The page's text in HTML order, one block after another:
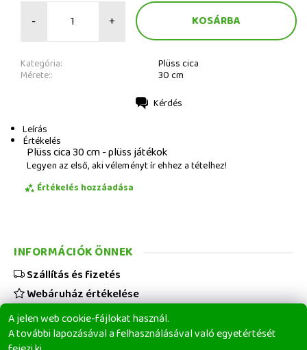
- +
Kategória: Plüss cica
Mérete:: 30 cm
Kérdés
Leírás
Értékelés
Plüss cica 30 cm - plüss játékok
Legyen az első, aki véleményt ír ehhez a tételhez!
Értékelés hozzáadása
A jelen web cookie-fájlokat használ.
A további lapozásával a felhasználásával való egyetértését
INFORMÁCIÓK ÖNNEK
Szállítás és fizetés
Webáruház értékelése
Viszonteladóknak
Üzleti feltételek